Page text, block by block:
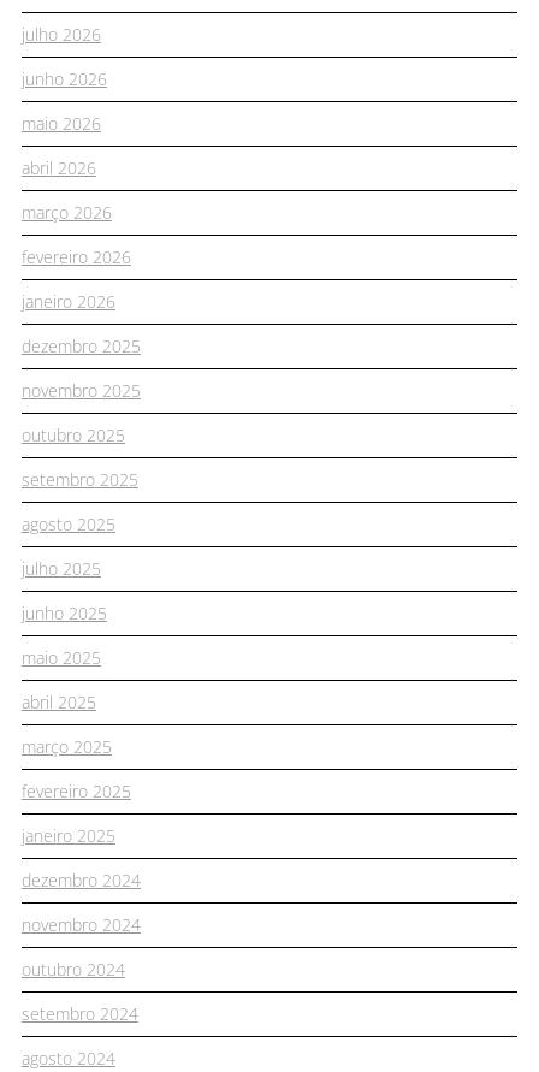
julho 2026
junho 2026
maio 2026
abril 2026
março 2026
fevereiro 2026
janeiro 2026
dezembro 2025
novembro 2025
outubro 2025
setembro 2025
agosto 2025
julho 2025
junho 2025
maio 2025
abril 2025
março 2025
fevereiro 2025
janeiro 2025
dezembro 2024
novembro 2024
outubro 2024
setembro 2024
agosto 2024